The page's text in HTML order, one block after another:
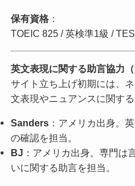
保有資格：
TOEIC 825 / 英検準1級 /
英文表現に関する助言協力（
サイト立ち上げ初期には、
文表現やニュアンスに関す
Sanders：アメリカ出身。
の確認を担当。
BJ ：アメリカ出身。専門は
いに関する助言を担当。